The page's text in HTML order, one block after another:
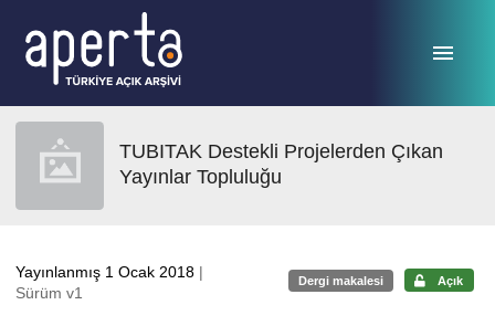
TUBITAK Destekli Projelerden Çıkan
Yayınlar Topluluğu
Yayınlanmış 1 Ocak 2018 |
Sürüm v1
Dergi makalesi Açık